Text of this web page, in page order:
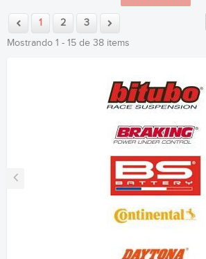
1 2
3
Mostrando 1 - 15 de 38 items